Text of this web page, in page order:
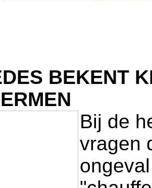
BEKENT
Bij de
vragen